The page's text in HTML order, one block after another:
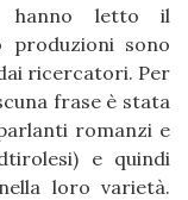
hanno letto il
produzioni sono
ricercatori. Per
frase è stata
romanzi e
e quindi
loro varietà.